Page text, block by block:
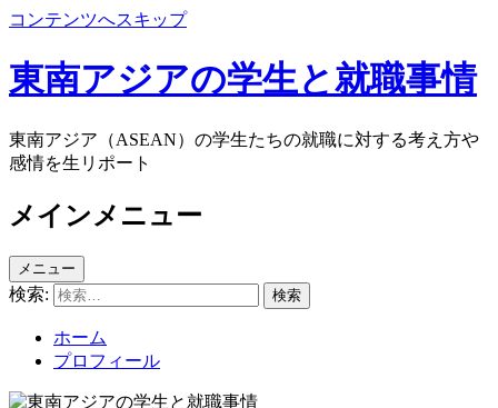
コンテンツへスキップ
東南アジアの学生と就職事情
東南アジア（ASEAN）の学生たちの就職に対する考え方や
感情を生リポート
メインメニュー
メニュー
検索:
ホーム
プロフィール